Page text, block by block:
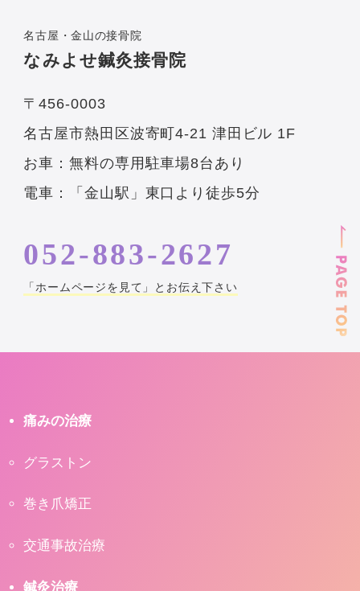
名古屋・金山の接骨院
なみよせ鍼灸接骨院
〒456-0003
名古屋市熱田区波寄町4-21 津田ビル 1F
お車：無料の専用駐車場8台あり
電車：「金山駅」東口より徒歩5分
052-883-2627
「ホームページを見て」とお伝え下さい
痛みの治療
グラストン
巻き爪矯正
交通事故治療
鍼灸治療